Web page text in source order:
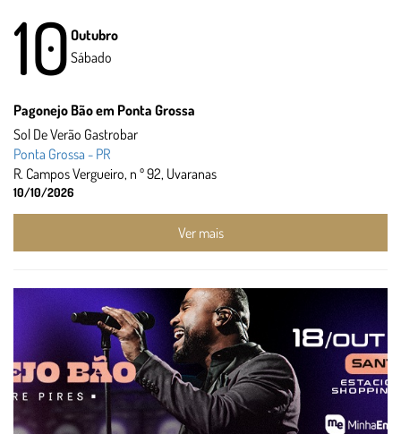
10 Outubro
Sábado
Pagonejo Bão em Ponta Grossa
Sol De Verão Gastrobar
Ponta Grossa - PR
R. Campos Vergueiro, n º 92, Uvaranas
10/10/2026
Ver mais